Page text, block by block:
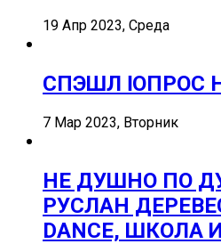
19 Апр 2023, Среда
СПЭШЛ ӏ ОПРОС
7 Мар 2023, Вторник
НЕ ДУШНО ПО
РУСЛАН
DANCE, ШКОЛА